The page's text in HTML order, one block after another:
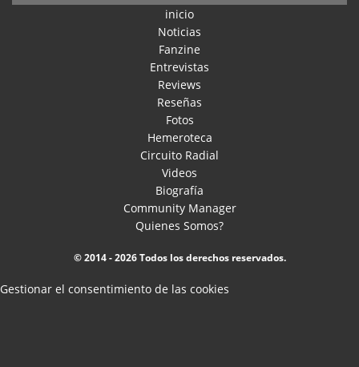
inicio
Noticias
Fanzine
Entrevistas
Reviews
Reseñas
Fotos
Hemeroteca
Circuito Radial
Videos
Biografía
Community Manager
Quienes Somos?
© 2014 - 2026 Todos los derechos reservados.
Gestionar el consentimiento de las cookies